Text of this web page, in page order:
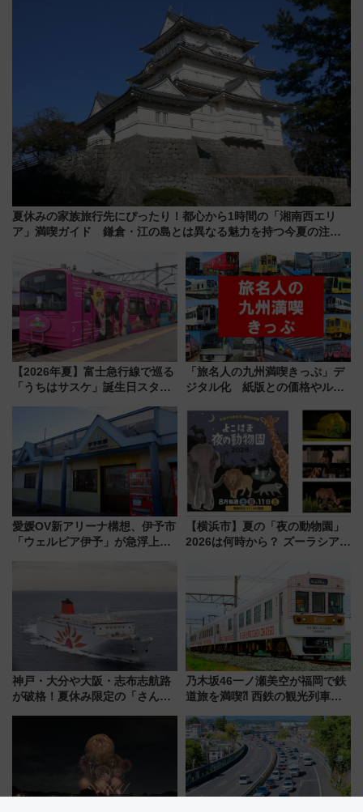
(40×30×20cm)おさらい
夏休みの家族旅行先にぴったり！都心から1時間の「湘南西エリ
ア」満喫ガイド 鎌倉・江の島とは異なる魅力を持つ今夏の注目
【2026年夏】富士急行線で巡る
「うちはサスケ」誕生日スタン
定グルメ＆グッズ徹底ガイド
「旅名人の九州満喫きっぷ」デ
ジタル化 紙版との価格やルー
愛媛OV新アリーナ構想、伊予市
「ウェルピア伊予」が急浮上！
【横浜市】夏の「夜の動物園」
2026は何時から？ ズーラシア・
見どころ、限定イベントを徹底
神戸・大分や大阪・志布志航路
が破格！夏休み限定の「さんふ
快適な船旅はいかが？
乃木坂46一ノ瀬美空が福岡で鉄
道旅を満喫⁈ 西鉄の観光列車
CHIKUGO」で巡る福岡･太宰
府･柳川の旅！YouTubeが公開
に